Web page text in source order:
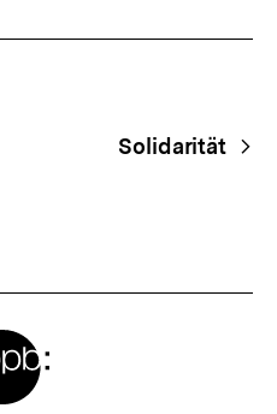
Solidarität